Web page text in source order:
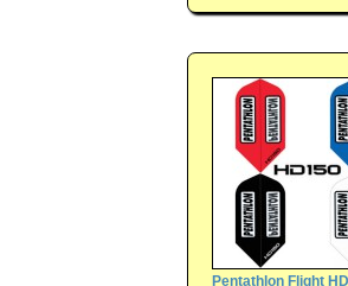
Pentathlon Flight